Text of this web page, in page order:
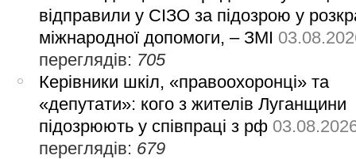
відправили у СІЗО за підозрою у
міжнародної допомоги, – ЗМІ
переглядів: 705
Керівники шкіл, «правоохоронці» та
«депутати»: кого з жителів Луганщини
підозрюють у співпраці з рф
переглядів: 679